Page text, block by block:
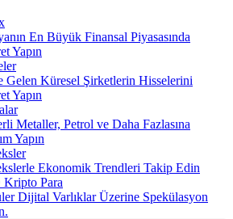
En Büyük Finansal Piyasasında
Yapın
Gelen Küresel Şirketlerin Hisselerini
Yapın
Metaller, Petrol ve Daha Fazlasına
Yapın
Ekonomik Trendleri Takip Edin
Kripto Para
Dijital Varlıklar Üzerine Spekülasyon